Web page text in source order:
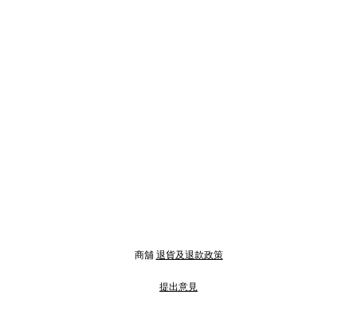
商舖 退貨及退款政策
提出意見